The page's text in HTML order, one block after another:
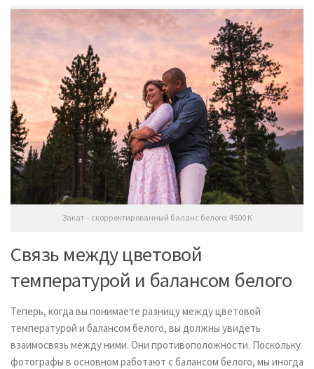
Закат – скорректированный баланс белого: 4500 К
Связь между цветовой
температурой и балансом белого
Теперь, когда вы понимаете разницу между цветовой
температурой и балансом белого, вы должны увидеть
взаимосвязь между ними. Они противоположности. Поскольку
фотографы в основном работают с балансом белого, мы иногда